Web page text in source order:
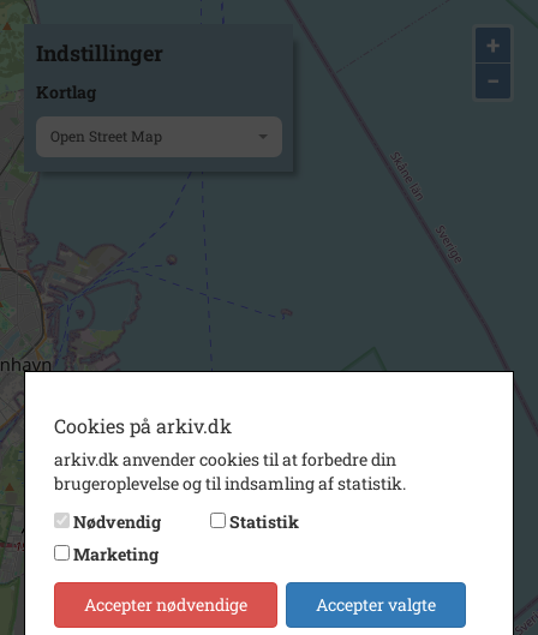
+
−
Indstillinger
Kortlag
Open Street Map
Cookies på arkiv.dk
arkiv.dk anvender cookies til at forbedre din
brugeroplevelse og til indsamling af statistik.
Nødvendig
Statistik
Marketing
Accepter nødvendige Accepter valgte